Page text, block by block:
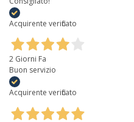
Acquirente verificato
2 Giorni Fa
Buon servizio
Acquirente verificato